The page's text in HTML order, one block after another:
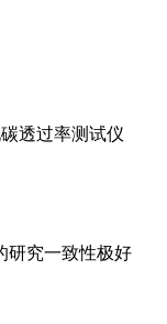
研究一致性极好